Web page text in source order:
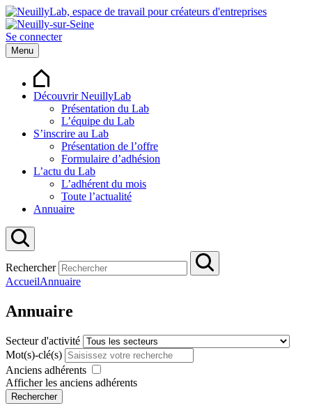
Se connecter
Menu
Découvrir NeuillyLab
Présentation du Lab
L’équipe du Lab
S’inscrire au Lab
Présentation de l’offre
Formulaire d’adhésion
L’actu du Lab
L’adhérent du mois
Toute l’actualité
Annuaire
Rechercher
AccueilAnnuaire
Annuaire
Secteur d'activité
Mot(s)-clé(s)
Anciens adhérents
Afficher les anciens adhérents
Rechercher